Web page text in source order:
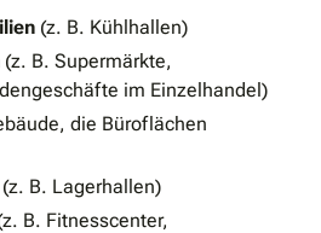
(z. B. Kühlhallen)
(z. B. Supermärkte,
im Einzelhandel)
die Büroflächen
(z. B. Lagerhallen)
B. Fitnesscenter,